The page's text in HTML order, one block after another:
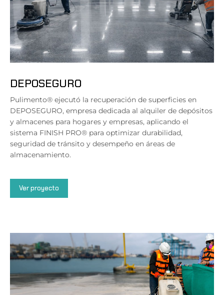
DEPOSEGURO
Pulimento® ejecutó la recuperación de superficies en
DEPOSEGURO, empresa dedicada al alquiler de depósitos
y almacenes para hogares y empresas, aplicando el
sistema FINISH PRO® para optimizar durabilidad,
seguridad de tránsito y desempeño en áreas de
almacenamiento.
Ver proyecto